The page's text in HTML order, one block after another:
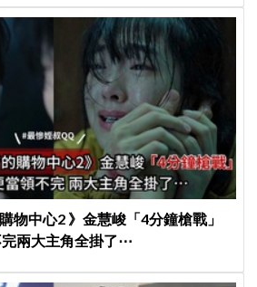
物中心2 》金慧峻「4分鐘槍戰」
兩大主角全掛了⋯